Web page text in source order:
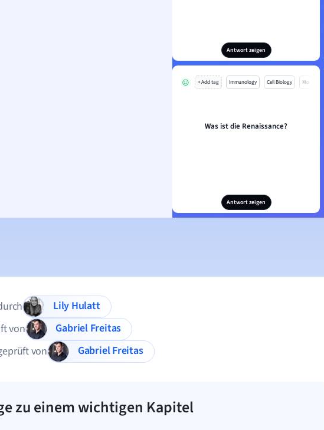
Antwort zeigen
+ Add tag Immunology Cell Biology Mo
Was ist die Renaissance?
Antwort zeigen
Lily Hulatt
von
Gabriel Freitas
von
Gabriel Freitas
zu einem wichtigen Kapitel